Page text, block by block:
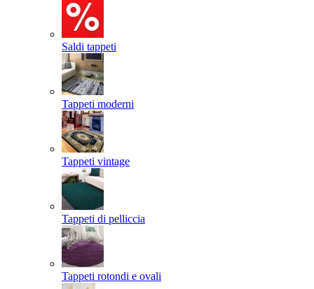
Saldi tappeti
Tappeti moderni
Tappeti vintage
Tappeti di pelliccia
Tappeti rotondi e ovali